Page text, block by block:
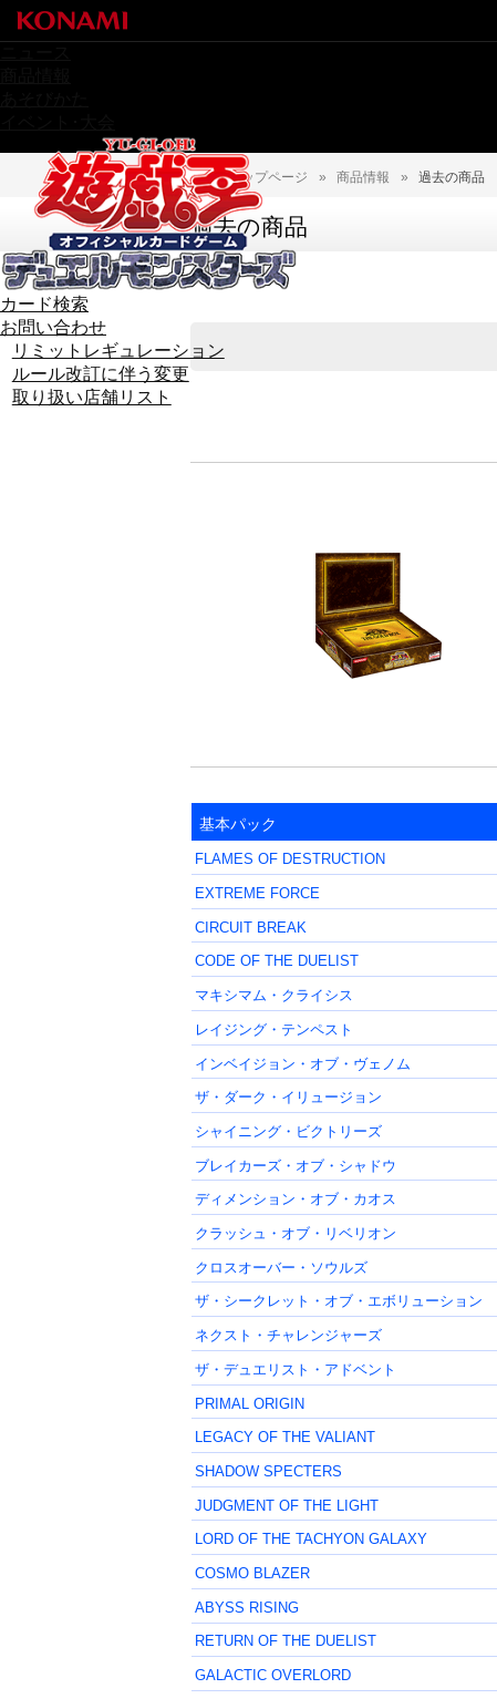
カード検索
お問い合わせ
リミットレギュレーション
ルール改訂に伴う変更
取り扱い店舗リスト
トップページ » 商品情報 » 過去の商品
過去の商品
基本パック
FLAMES OF DESTRUCTION
EXTREME FORCE
CIRCUIT BREAK
CODE OF THE DUELIST
マキシマム・クライシス
レイジング・テンペスト
インベイジョン・オブ・ヴェノム
ザ・ダーク・イリュージョン
シャイニング・ビクトリーズ
ブレイカーズ・オブ・シャドウ
ディメンション・オブ・カオス
クラッシュ・オブ・リベリオン
クロスオーバー・ソウルズ
ザ・シークレット・オブ・エボリューション
ネクスト・チャレンジャーズ
ザ・デュエリスト・アドベント
PRIMAL ORIGIN
LEGACY OF THE VALIANT
SHADOW SPECTERS
JUDGMENT OF THE LIGHT
LORD OF THE TACHYON GALAXY
COSMO BLAZER
ABYSS RISING
RETURN OF THE DUELIST
GALACTIC OVERLORD